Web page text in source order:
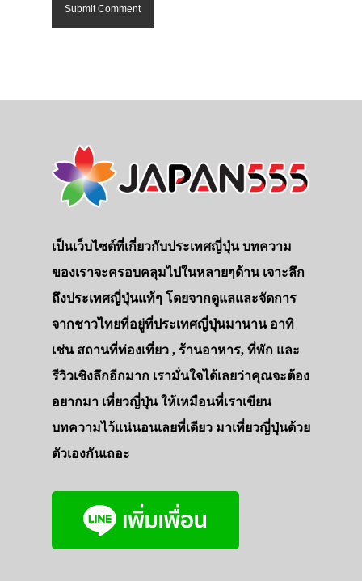
เป็นเว็บไซต์ที่เกี่ยวกับประเทศญี่ปุ่น บทความ
ของเราจะครอบคลุมไปในหลายๆด้าน เจาะลึก
ถึงประเทศญี่ปุ่นแท้ๆ โดยจากดูแลและจัดการ
จากชาวไทยที่อยู่ที่ประเทศญี่ปุ่นมานาน อาทิ
เช่น สถานที่ท่องเที่ยว , ร้านอาหาร, ที่พัก และ
รีวิวเชิงลึกอีกมาก เรามั่นใจได้เลยว่าคุณจะต้อง
อยากมา เที่ยวญี่ปุ่น ให้เหมือนที่เราเขียน
บทความไว้แน่นอนเลยที่เดียว มาเที่ยวญี่ปุ่นด้วย
ตัวเองกันเถอะ